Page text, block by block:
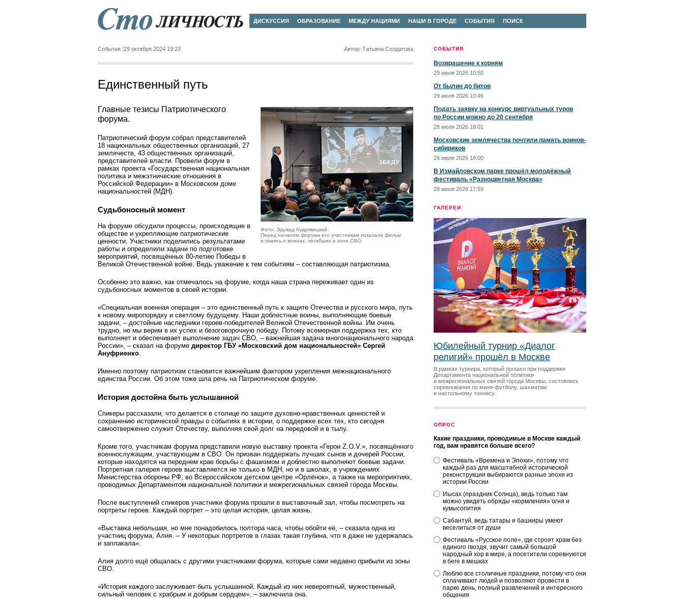
ДИСКУССИЯ ОБРАЗОВАНИЕ МЕЖДУ НАЦИЯМИ НАШИ В ГОРОДЕ СОБЫТИЯ ПОИСК
СОБЫТИЯ
Возвращение к корням
29 июля 2026 10:50
От былин до битов
29 июля 2026 10:46
Подать заявку на конкурс виртуальных туров
по России можно до 20 сентября
28 июля 2026 18:01
Московские землячества почтили память воинов-
сибиряков
28 июля 2026 18:00
В Измайловском парке прошёл молодёжный
фестиваль «Разноцветная Москва»
28 июля 2026 17:59
ГАЛЕРЕИ
Юбилейный турнир «Диалог
религий» прошёл в Москве
В рамках турнира, который прошел при поддержке
Департамента национальной политики
и межрегиональных связей города Москвы, состоялись
соревнования по мини-футболу, шахматам
и настольному теннису.
ОПРОС
Какие праздники, проводимые в Москве каждый
год, вам нравятся больше всего?
Фестиваль «Времена и Эпохи», потому что
каждый раз для масштабной исторической
реконструкции выбираются разные эпохи из
истории России
Иысах (праздник Солнца), ведь только там
можно увидеть обряды «кормления» огня и
кумысопития
Сабантуй, ведь татары и башкиры умеют
веселиться от души
Фестиваль «Русское поле», где строят храм без
единого гвоздя, звучит самый большой
народный хор в мире, а посетители соревнуются
в беге в мешках
Люблю все столичные праздники, потому что они
сплачивают людей и позволяют провести в
парке день, полный развлечений и интересного
общения
События 29 октября 2024 19:23 Автор: Татьяна Солдатова
Единственный путь
Фото: Эдуард Кудрявицкий
Перед началом форума его участникам показали фильм
в память о воинах, погибших в зоне СВО.
Главные тезисы Патриотического
форума.
Патриотический форум собрал представителей
18 национальных общественных организаций, 27
землячеств, 43 общественных организаций,
представителей власти. Провели форум в
рамках проекта «Государственная национальная
политика и межэтнические отношения в
Российской Федерации» в Московском доме
национальностей (МДН).
Судьбоносный момент
На форуме обсудили процессы, происходящие в
обществе и укрепляющие патриотические
ценности. Участники поделились результатами
работы и определили задачи по подготовке
мероприятий, посвящённых 80-летию Победы в
Великой Отечественной войне. Ведь уважение к тем событиям – составляющая патриотизма.
Особенно это важно, как отмечалось на форуме, когда наша страна переживает один из
судьбоносных моментов в своей истории.
«Специальная военная операция – это единственный путь к защите Отечества и русского мира, путь
к новому миропорядку и светлому будущему. Наши доблестные воины, выполняющие боевые
задачи, – достойные наследники героев-победителей Великой Отечественной войны. Им очень
трудно, но мы верим в их успех и безоговорочную победу. Потому всемерная поддержка тех, кто
выполняет и обеспечивает выполнение задач СВО, – важнейшая задача многонационального народа
России», – сказал на форуме директор ГБУ «Московский дом национальностей» Сергей
Ануфриенко.
Именно поэтому патриотизм становится важнейшим фактором укрепления межнационального
единства России. Об этом тоже шла речь на Патриотическом форуме.
История достойна быть услышанной
Спикеры рассказали, что делается в столице по защите духовно-нравственных ценностей и
сохранению исторической правды о событиях в истории, о поддержке всех тех, кто сегодня
самоотверженно служит Отечеству, выполняя свой долг на передовой и в тылу.
Кроме того, участникам форума представили новую выставку проекта «Герои Z.O.V.», посвящённого
военнослужащим, участвующим в СВО. Он призван поддержать лучших сынов и дочерей России,
которые находятся на переднем крае борьбы с фашизмом и доблестно выполняют боевые задачи.
Портретная галерея героев выставляется не только в МДН, но и в школах, в учреждениях
Министерства обороны РФ, во Всероссийском детском центре «Орлёнок», а также на меро­приятиях,
проводимых Департаментом национальной политики и межрегиональных связей города Москвы.
После выступлений спикеров участники форума прошли в выставочный зал, чтобы посмотреть на
портреты героев. Каждый портрет – это целая история, целая жизнь.
«Выставка небольшая, но мне понадобилось полтора часа, чтобы обойти её, – сказала одна из
участниц форума, Алия. – У некоторых портретов в глазах такая глубина, что я даже не удержалась
и заплакала».
Алия долго ещё общалась с другими участниками форума, которые сами недавно прибыли из зоны
СВО.
«История каждого заслуживает быть услышанной. Каждый из них невероятный, мужественный,
сильный человек с храбрым и добрым сердцем», – заключила она.